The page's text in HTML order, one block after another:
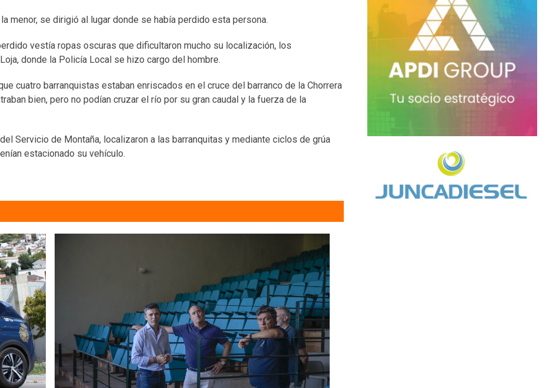
menor, se dirigió al lugar donde se había perdido esta persona.
vestía ropas oscuras que dificultaron mucho su localización, los
donde la Policía Local se hizo cargo del hombre.
cuatro barranquistas estaban enriscados en el cruce del barranco de la Chorrera
bien, pero no podían cruzar el río por su gran caudal y la fuerza de la
Servicio de Montaña, localizaron a las barranquitas y mediante ciclos de grúa
estacionado su vehículo.